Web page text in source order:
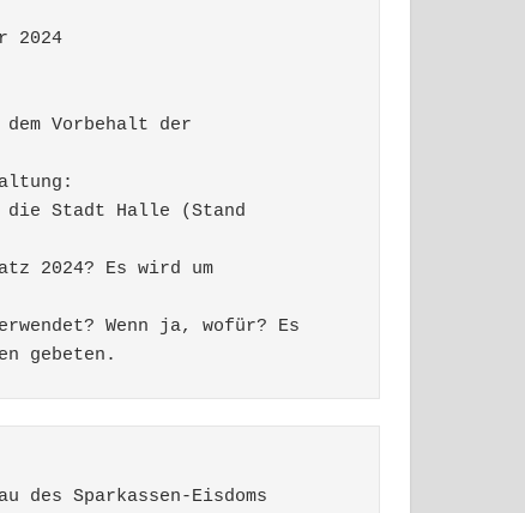
2024
Vorbehalt der
die Stadt Halle (Stand
2024? Es wird um
Wenn ja, wofür? Es
gebeten.
des Sparkassen-Eisdoms